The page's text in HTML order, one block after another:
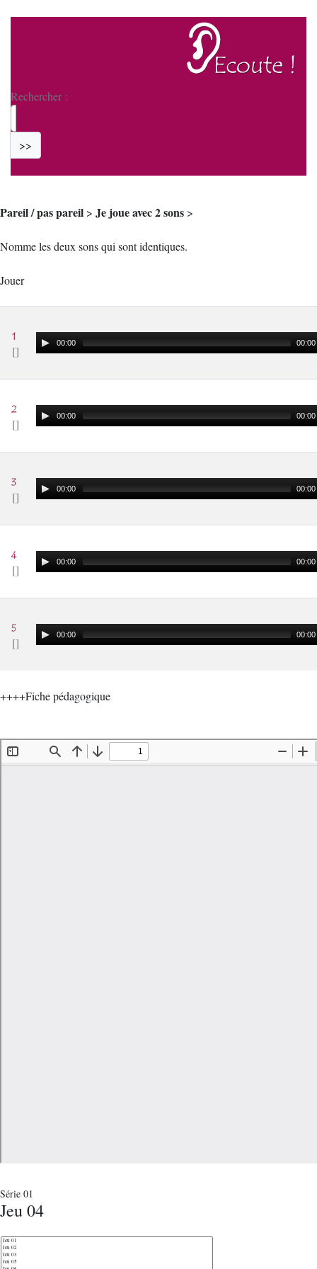
Rechercher :
>>
Pareil / pas pareil > Je joue avec 2 sons >
Nomme les deux sons qui sont identiques.
Jouer
00:00 00:00
00:00 00:00
00:00 00:00
00:00 00:00
00:00 00:00
++++Fiche pédagogique
Série 01
Jeu 04